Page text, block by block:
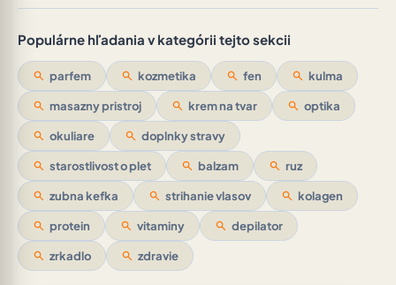
Populárne hľadania v kategórii tejto sekcii
search parfem search kozmetika search fen search kulma
search masazny pristroj search krem na tvar search optika
search okuliare search doplnky stravy
search starostlivost o plet search balzam search ruz
search zubna kefka search strihanie vlasov search kolagen
search protein search vitaminy search depilator
search zrkadlo search zdravie